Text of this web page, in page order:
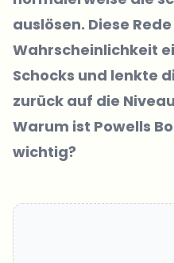
auslösen. Diese
Wahrscheinlichkeit
Schocks und lenkte
zurück auf die
Warum ist Powells
wichtig?